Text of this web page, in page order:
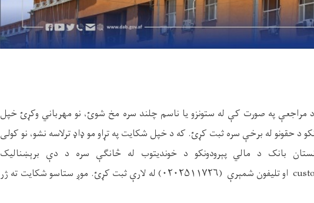
مراجعې په صورت کې له ستونزو یا ناسم چلند سره مخ شوئ، نو مهرباني وکړئ خپل
د حقونو له برخې سره ثبت کړئ. که د خپل شکایت په تړاو مو ډاډ ترلاسه نشو، نو کولی
بانک د مالي پېرودونکو د خوندیتوب له څانګې سره د دې برېښنالیک
customer.protection@dab.gov.af او تلیفون شمېرې (۰۲۰۲۵۱۱۷۲۶) له لارې ثبت کړئ. موږ ستاسو شکایت ته ژر